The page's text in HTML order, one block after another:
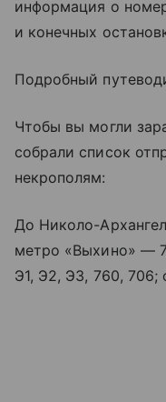
информация о
и конечных
Подробный
Чтобы вы могли
собрали список
некрополям:
До Николо-
метро «Выхино» —
Э1, Э2, Э3, 760,